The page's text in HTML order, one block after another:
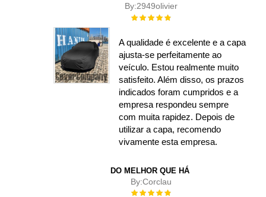
By:2949olivier
Rating:
A qualidade é excelente e a capa
ajusta-se perfeitamente ao
veículo. Estou realmente muito
satisfeito. Além disso, os prazos
indicados foram cumpridos e a
empresa respondeu sempre
com muita rapidez. Depois de
utilizar a capa, recomendo
vivamente esta empresa.
DO MELHOR QUE HÁ
By:Corclau
Rating: